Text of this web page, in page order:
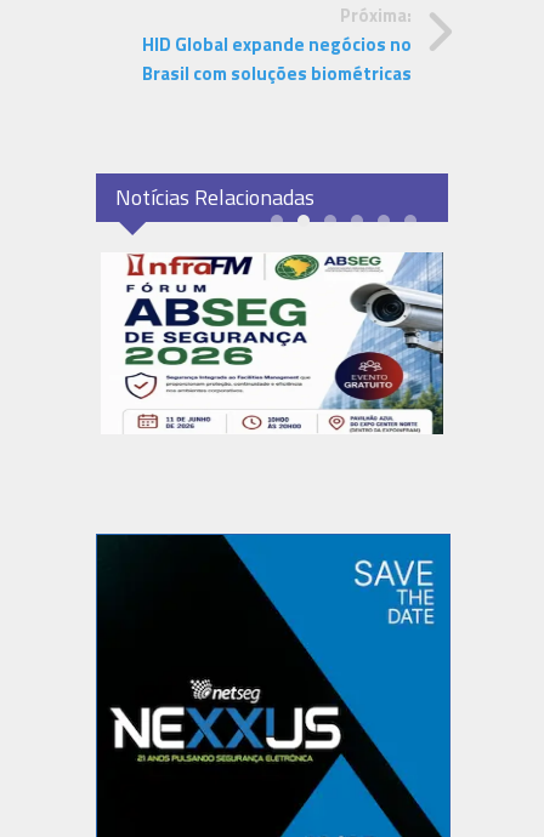
Próxima:
HID Global expande negócios no
Brasil com soluções biométricas
Notícias Relacionadas